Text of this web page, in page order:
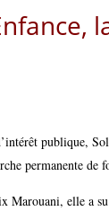
publique,
permanente de
Marouani, elle a